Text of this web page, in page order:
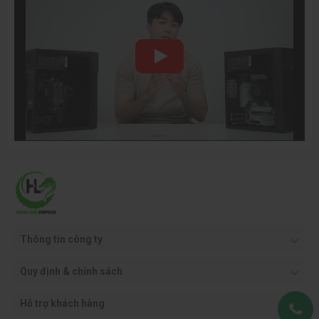
Trong khi hệ số dạng xác định kích thước vật lý của bo
năng bổ sung.
Tuy nhiên, quan trọng hơn cả đó là kết hợp những thứ này
Điều tương tự cũng xảy ra với RAM.
Một số bộ xử lý không hoạt động tốt với RAM chậm hoặc
nhanh.
Thông tin công ty
Quy định & chính sách
Hỗ trợ khách hàng